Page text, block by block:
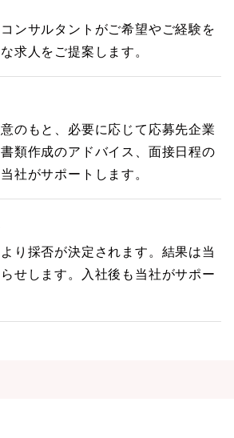
ンサルタントがご希望やご経験を
求人をご提案します。
のもと、必要に応じて応募先企業
類作成のアドバイス、面接日程の
社がサポートします。
り採否が決定されます。結果は当
せします。入社後も当社がサポー